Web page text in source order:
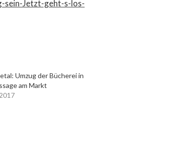
sein-Jetzt-geht-s-los-
Umzug der Bücherei in
am Markt